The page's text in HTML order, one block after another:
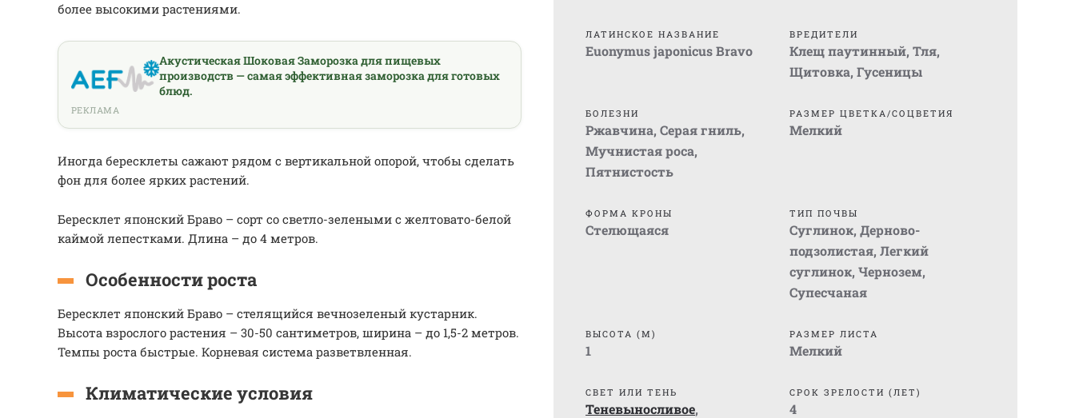
более высокими растениями.
Акустическая Шоковая Заморозка для пищевых
производств — самая эффективная заморозка для готовых
блюд.
РЕКЛАМА
Иногда бересклеты сажают рядом с вертикальной опорой, чтобы сделать
фон для более ярких растений.
Бересклет японский Браво – сорт со светло-зелеными с желтовато-белой
каймой лепестками. Длина – до 4 метров.
Особенности роста
Бересклет японский Браво – стелящийся вечнозеленый кустарник.
Высота взрослого растения – 30-50 сантиметров, ширина – до 1,5-2 метров.
Темпы роста быстрые. Корневая система разветвленная.
Климатические условия
ЛАТИНСКОЕ НАЗВАНИЕ
Euonymus japonicus Bravo
ВРЕДИТЕЛИ
Клещ паутинный, Тля,
Щитовка, Гусеницы
БОЛЕЗНИ
Ржавчина, Серая гниль,
Мучнистая роса,
Пятнистость
РАЗМЕР ЦВЕТКА/СОЦВЕТИЯ
Мелкий
ФОРМА КРОНЫ
Стелющаяся
ТИП ПОЧВЫ
Суглинок, Дерново-
подзолистая, Легкий
суглинок, Чернозем,
Супесчаная
ВЫСОТА (М)
1
РАЗМЕР ЛИСТА
Мелкий
СВЕТ ИЛИ ТЕНЬ
Теневыносливое,
СРОК ЗРЕЛОСТИ (ЛЕТ)
4